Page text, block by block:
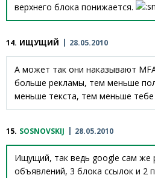
верхнего блока понижается.
14. ИЩУЩИЙ 28.05.2010
А может так они наказывают
больше рекламы, тем меньше
меньше текста, тем меньше
15. SOSNOVSKIJ 28.05.2010
Ищущий, так ведь google сам же
объявлений, 3 блока ссылок и 2